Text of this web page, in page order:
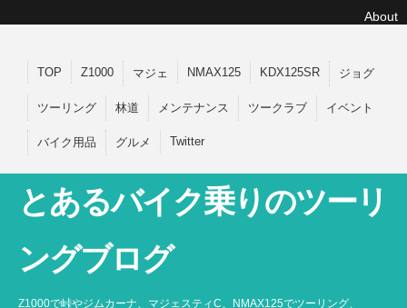
About
TOP Z1000 マジェ NMAX125 KDX125SR ジョグ
ツーリング 林道 メンテナンス ツークラブ イベント
バイク用品 グルメ Twitter
とあるバイク乗りのツーリ
ングブログ
Z1000で峠やジムカーナ、マジェスティC、NMAX125でツーリング、